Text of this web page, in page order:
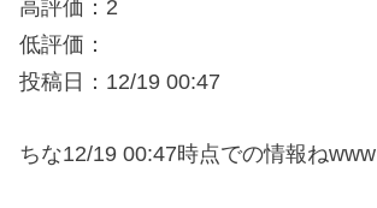
高評価：2
低評価：
投稿日：12/19 00:47
ちな12/19 00:47時点での情報ねwww